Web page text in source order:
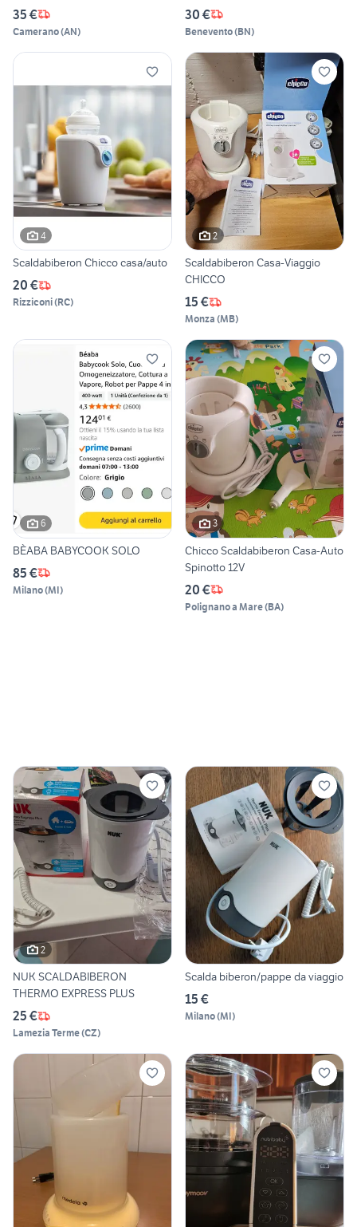
35 €
Camerano(AN)
30 €
Benevento(BN)
4
Scaldabiberon Chicco casa/auto
20 €
Rizziconi(RC)
2
Scaldabiberon Casa-Viaggio
CHICCO
15 €
Monza (MB)
6
BÈABA BABYCOOK SOLO
85 €
Milano(MI)
3
Chicco Scaldabiberon Casa-Auto
Spinotto 12V
20 €
Polignano a Mare(BA)
2
NUK SCALDABIBERON
THERMO EXPRESS PLUS
25 €
Lamezia Terme(CZ)
Scalda biberon/pappe da viaggio
15 €
Milano(MI)